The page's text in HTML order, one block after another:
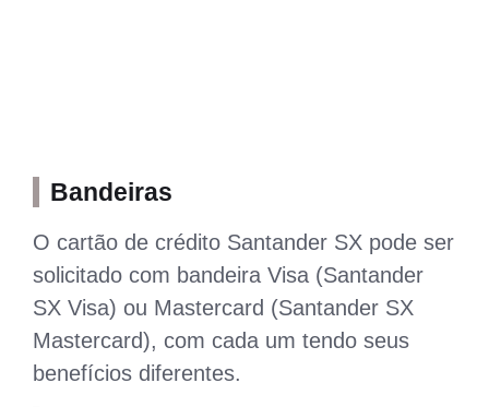
Bandeiras
O cartão de crédito Santander SX pode ser
solicitado com bandeira Visa (Santander
SX Visa) ou Mastercard (Santander SX
Mastercard), com cada um tendo seus
benefícios diferentes.